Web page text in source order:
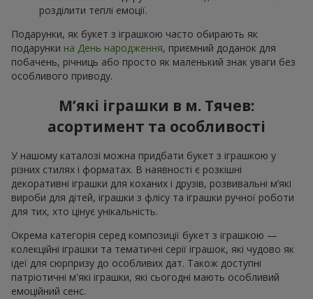
розділити теплі емоції.
Подарунки, як букет з іграшкою часто обирають як
подарунки на День народження, приємний доданок для
побачень, річниць або просто як маленький знак уваги без
особливого приводу.
М’які іграшки в м. Тячев:
асортимент та особливості
У нашому каталозі можна придбати букет з іграшкою у
різних стилях і форматах. В наявності є розкішні
декоративні іграшки для коханих і друзів, розвивальні м’які
вироби для дітей, іграшки з флісу та іграшки ручної роботи
для тих, хто цінує унікальність.
Окрема категорія серед композиції букет з іграшкою —
колекційні іграшки та тематичні серії іграшок, які чудово як
ідеї для сюрпризу до особливих дат. Також доступні
патріотичні м'які іграшки, які сьогодні мають особливий
емоційний сенс.